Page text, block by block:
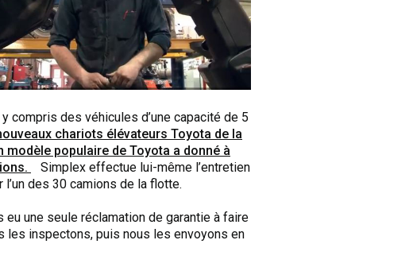
compris des véhicules d’une capacité de 5
chariots élévateurs Toyota de la
modèle populaire de Toyota a donné à
Simplex effectue lui-même l’entretien
des 30 camions de la flotte.
eu une seule réclamation de garantie à faire
les inspectons, puis nous les envoyons en